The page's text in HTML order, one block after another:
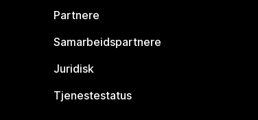
Partnere
Samarbeidspartnere
Juridisk
Tjenestestatus